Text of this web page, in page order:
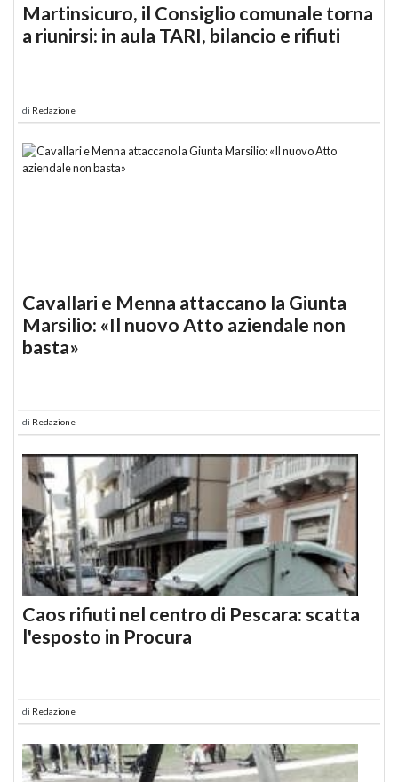
Martinsicuro, il Consiglio comunale torna
a riunirsi: in aula TARI, bilancio e rifiuti
di Redazione
Cavallari e Menna attaccano la Giunta
Marsilio: «Il nuovo Atto aziendale non
basta»
di Redazione
Caos rifiuti nel centro di Pescara: scatta
l'esposto in Procura
di Redazione